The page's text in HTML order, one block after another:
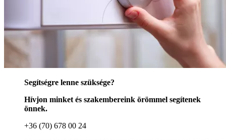
Segítségre lenne szüksége?
Hívjon minket és szakembereink örömmel segítenek
önnek.
+36 (70) 678 00 24